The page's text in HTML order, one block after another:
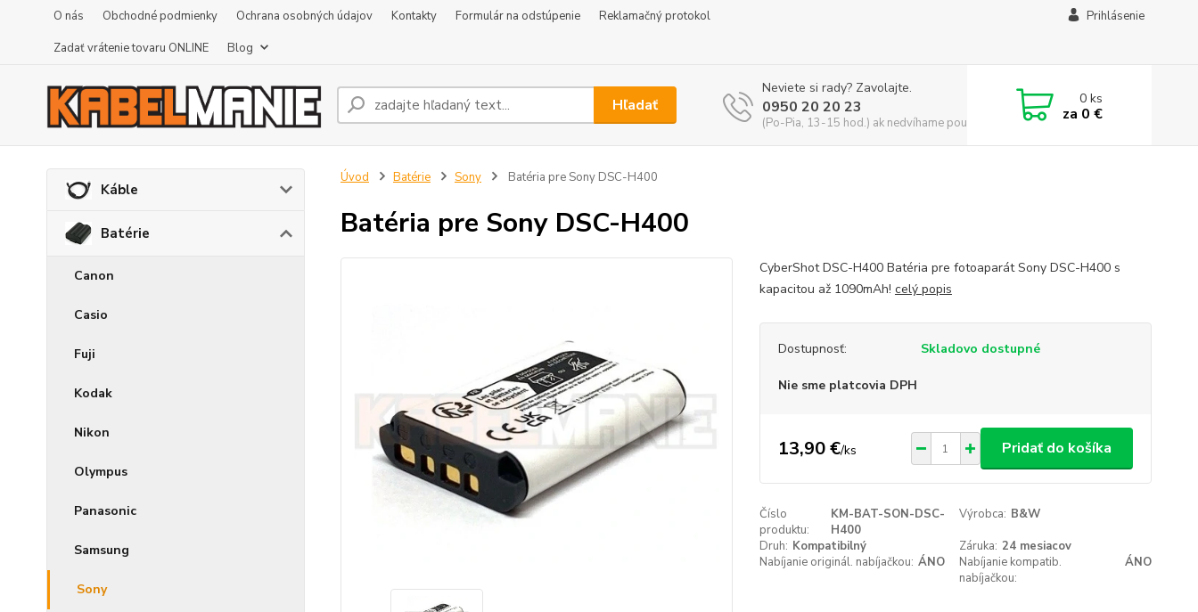
O nás Obchodné podmienky Ochrana osobných údajov Kontakty Formulár na odstúpenie
Reklamačný protokol
Zadať vrátenie tovaru ONLINE
Blog
Prihlásenie
Hľadať
Neviete si rady? Zavolajte.
0950 20 20 23
(Po-Pia, 13-15 hod.) ak nedvíhame použite CHATBOX
0ks
za 0 €
Káble
Batérie
Canon
Casio
Fuji
Kodak
Nikon
Olympus
Panasonic
Samsung
Sony
Úvod Batérie Sony Batéria pre Sony DSC-H400
Batéria pre Sony DSC-H400
CyberShot DSC-H400 Batéria pre fotoaparát Sony DSC-H400 s
kapacitou až 1090mAh! celý popis
Dostupnosť: Skladovo dostupné
Nie sme platcovia DPH
13,90 €/ks Pridať do košíka
Číslo
produktu:
KM-BAT-SON-DSC-
H400
Výrobca: B&W
Druh: Kompatibilný Záruka: 24 mesiacov
Nabíjanie originál. nabíjačkou: ÁNO
Nabíjanie kompatib.
nabíjačkou:
ÁNO